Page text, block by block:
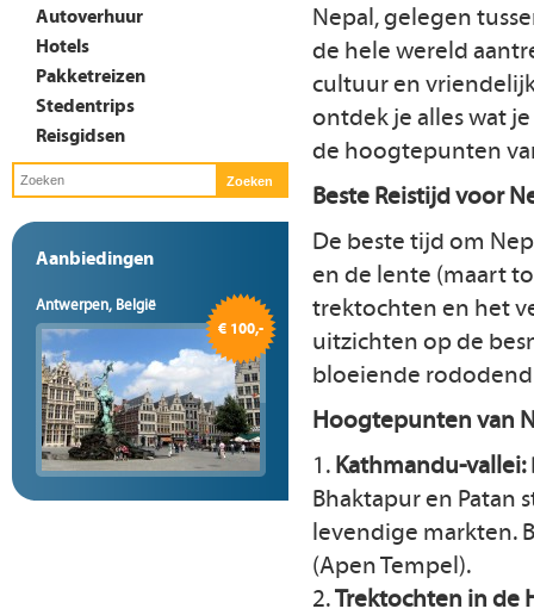
Autoverhuur
Hotels
Pakketreizen
Stedentrips
Reisgidsen
Aanbiedingen
Antwerpen, België
€ 100,-
Nepal, gelegen
de hele wereld
cultuur en
ontdek je alles wat
de hoogtepunten
Beste Reistijd voor
De beste tijd om
en de lente (maart
trektochten en het
uitzichten op de
bloeiende
Hoogtepunten van
1.Kathmandu-vallei:
Bhaktapur en Patan
levendige markten.
(Apen Tempel).
2.Trektochten in de